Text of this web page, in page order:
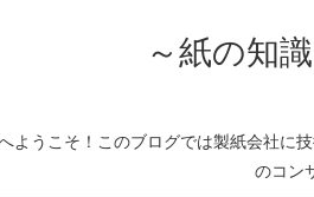
～紙の知
ようこそ！このブログでは製紙会社に
のコン